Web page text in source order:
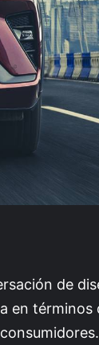
de
en términos